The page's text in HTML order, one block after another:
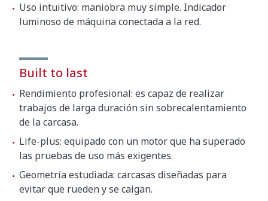
Uso intuitivo: maniobra muy simple. Indicador
luminoso de máquina conectada a la red.
Built to last
Rendimiento profesional: es capaz de realizar
trabajos de larga duración sin sobrecalentamiento
de la carcasa.
Life-plus: equipado con un motor que ha superado
las pruebas de uso más exigentes.
Geometría estudiada: carcasas diseñadas para
evitar que rueden y se caigan.